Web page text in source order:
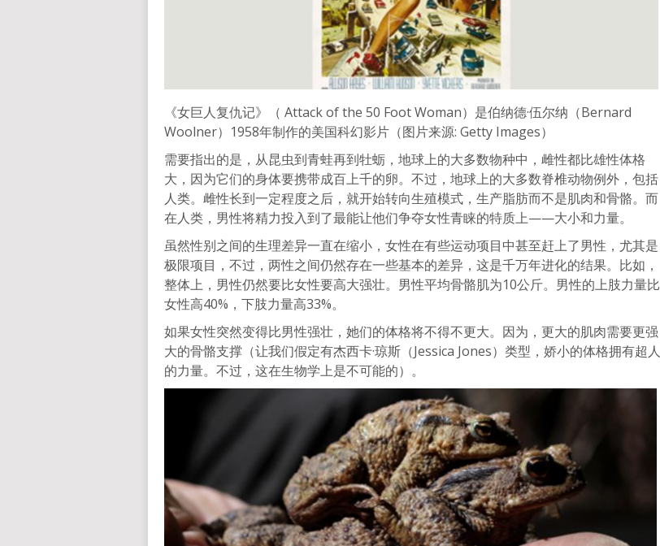
《女巨人复仇记》（ Attack of the 50 Foot Woman）是伯纳德·伍尔纳（Bernard
Woolner）1958年制作的美国科幻影片（图片来源: Getty Images）
需要指出的是，从昆虫到青蛙再到牡蛎，地球上的大多数物种中，雌性都比雄性体格
大，因为它们的身体要携带成百上千的卵。不过，地球上的大多数脊椎动物例外，包括
人类。雌性长到一定程度之后，就开始转向生殖模式，生产脂肪而不是肌肉和骨骼。而
在人类，男性将精力投入到了最能让他们争夺女性青睐的特质上——大小和力量。
虽然性别之间的生理差异一直在缩小，女性在有些运动项目中甚至赶上了男性，尤其是
极限项目，不过，两性之间仍然存在一些基本的差异，这是千万年进化的结果。比如，
整体上，男性仍然要比女性要高大强壮。男性平均骨骼肌为10公斤。男性的上肢力量比
女性高40%，下肢力量高33%。
如果女性突然变得比男性强壮，她们的体格将不得不更大。因为，更大的肌肉需要更强
大的骨骼支撑（让我们假定有杰西卡·琼斯（Jessica Jones）类型，娇小的体格拥有超人
的力量。不过，这在生物学上是不可能的）。